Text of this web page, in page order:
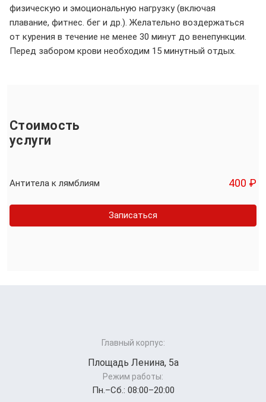
физическую и эмоциональную нагрузку (включая
плавание, фитнес. бег и др.). Желательно воздержаться
от курения в течение не менее 30 минут до венепункции.
Перед забором крови необходим 15 минутный отдых.
Стоимость
услуги
Антитела к лямблиям 400 ₽
Записаться
Главный корпус:
Площадь Ленина, 5а
Режим работы:
Пн.–Cб.: 08:00–20:00